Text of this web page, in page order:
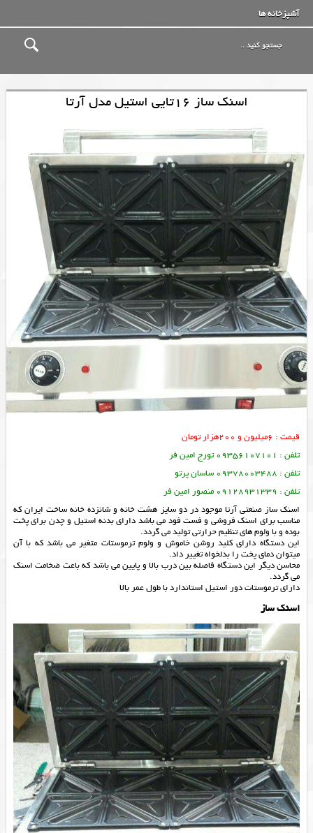
آشپزخانه ها
اسنک ساز 16تایی استیل مدل آرتا
قیمت : 6میلیون و 200هزار تومان
تلفن : 09356107101 تورج امین فر
تلفن : 09378003488 ساسان پرتو
تلفن : 09128931339 منصور امین فر
اسنک ساز صنعتی آرتا موجود در دو سایز هشت خانه و شانزده خانه ساخت ایران که
مناسب برای اسنک فروشی و فست فود می باشد دارای بدنه استیل و چدن برای پخت
بوده و با ولوم های تنظیم حرارتی تولید می گردد.
این دستگاه دارای کلید روشن خاموش و ولوم ترموستات متغیر می باشد که با آن
میتوان دمای پخت را بدلخواه تغییر داد.
محاسن دیگر این دستگاه فاصله بین درب بالا و پایین می باشد که باعث ضخامت اسنک
می گردد.
دارای ترموستات دور استیل استاندارد با طول عمر بالا
اسنک ساز